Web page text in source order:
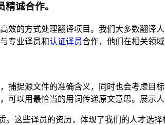
诚合作。
效的方式处理翻译项目。我们大多数翻译
专业译员和认证译员合作，他们在相关领
捕捉源文件的准确含义，同时也会考虑目
以用最恰当的用词传递原文意思。展示
这些译员的资历，体现了我们的人才选择